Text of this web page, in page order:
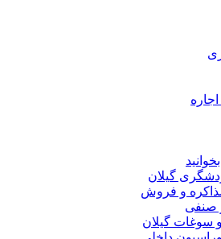
گیلان
و فروش
صنفی
سوغات گیلان